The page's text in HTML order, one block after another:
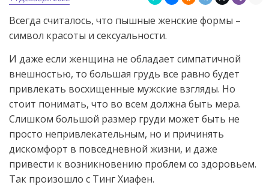
Всегда считалось, что пышные женские формы –
символ красоты и сексуальности.
И даже если женщина не обладает симпатичной
внешностью, то большая грудь все равно будет
привлекать восхищенные мужские взгляды. Но
стоит понимать, что во всем должна быть мера.
Слишком большой размер груди может быть не
просто непривлекательным, но и причинять
дискомфорт в повседневной жизни, и даже
привести к возникновению проблем со здоровьем.
Так произошло с Тинг Хиафен.